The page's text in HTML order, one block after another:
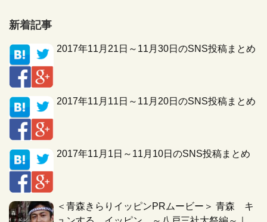
新着記事
2017年11月21日～11月30日のSNS投稿まとめ
2017年11月11日～11月20日のSNS投稿まとめ
2017年11月1日～11月10日のSNS投稿まとめ
＜青森きらりイッピンPRムービー＞ 青森 キ